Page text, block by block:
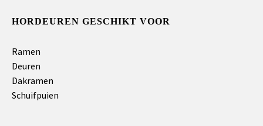
HORDEUREN GESCHIKT VOOR
Ramen
Deuren
Dakramen
Schuifpuien